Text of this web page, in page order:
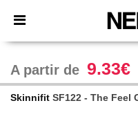
× App Needen
Melhores preços na
A partir de 9.33€
Skinnifit SF122 - The Feel